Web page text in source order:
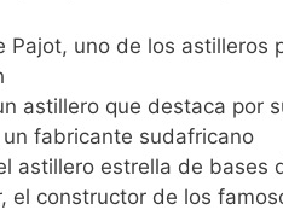
Pajot, uno de los astilleros
astillero que destaca por
fabricante sudafricano
astillero estrella de bases
el constructor de los